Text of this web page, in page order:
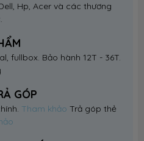
Hp, Acer và các thương
fullbox. Bảo hành 12T - 36T.
GÓP
Tham khảoTrả góp thẻ